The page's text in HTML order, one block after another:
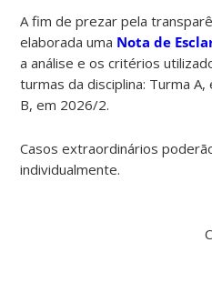
A fim de prezar pela
elaborada uma Nota de
a análise e os critérios
turmas da disciplina: Turma
B, em 2026/2.
Casos extraordinários
individualmente.